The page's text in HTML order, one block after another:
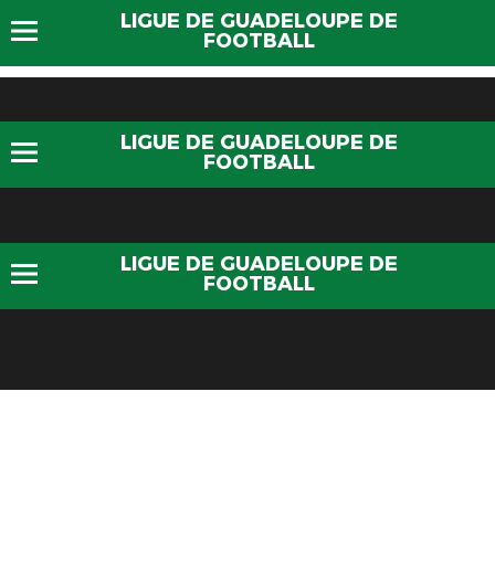
LIGUE DE GUADELOUPE DE
FOOTBALL